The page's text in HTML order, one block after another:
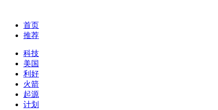
首页
推荐
科技
美国
利好
火箭
起源
计划